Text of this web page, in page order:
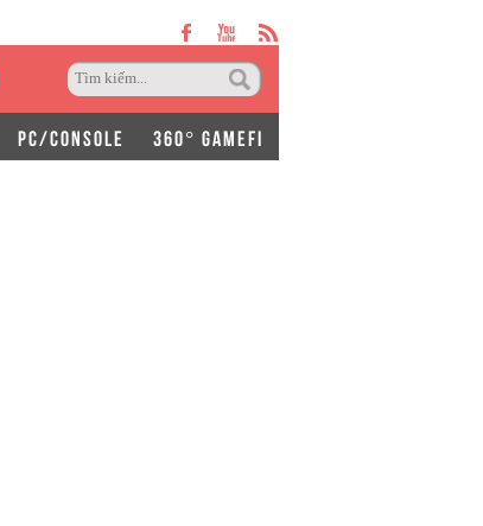
PC/CONSOLE 360° GAMEFI